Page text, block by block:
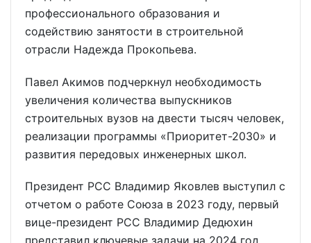
профессионального образования и
содействию занятости в строительной
отрасли Надежда Прокопьева.
Павел Акимов подчеркнул необходимость
увеличения количества выпускников
строительных вузов на двести тысяч человек,
реализации программы «Приоритет-2030» и
развития передовых инженерных школ.
Президент РСС Владимир Яковлев выступил с
отчетом о работе Союза в 2023 году, первый
вице-президент РСС Владимир Дедюхин